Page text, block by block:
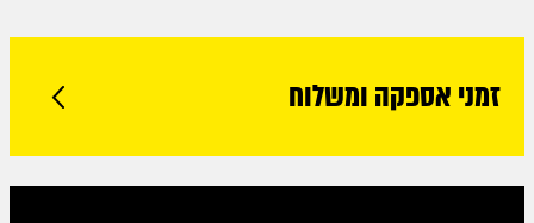
זמני אספקה ומשלוח